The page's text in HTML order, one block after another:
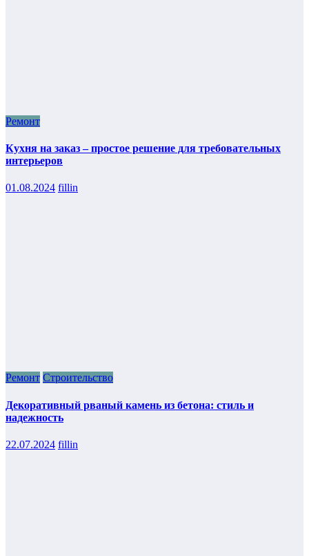
Ремонт
Кухня на заказ – простое решение для требовательных
интерьеров
01.08.2024 fillin
Ремонт Строительство
Декоративный рваный камень из бетона: стиль и
надежность
22.07.2024 fillin